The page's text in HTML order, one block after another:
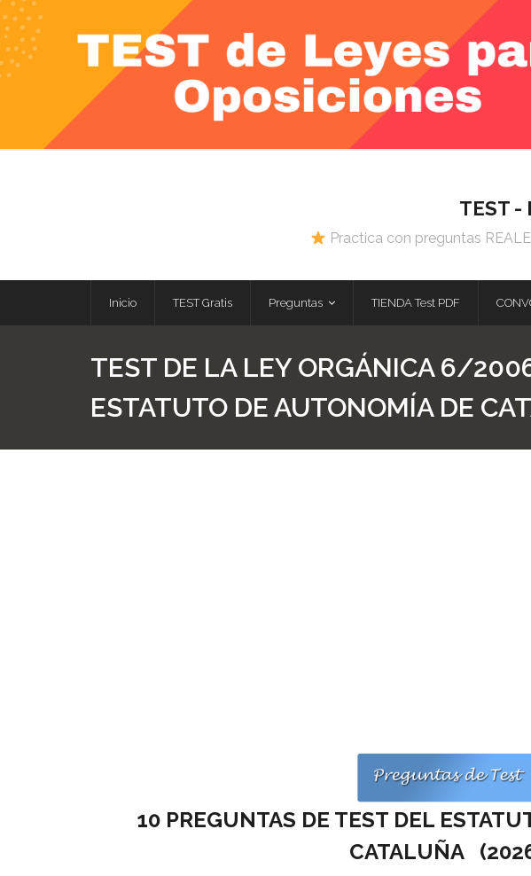
Skip
to
content
TEST
Practica con preguntas
Inicio TEST Gratis Preguntas TIENDA Test PDF
TEST DE LA LEY ORGÁNICA 6/
ESTATUTO DE AUTONOMÍA DE
10 PREGUNTAS DE TEST DEL
CATALUÑA (